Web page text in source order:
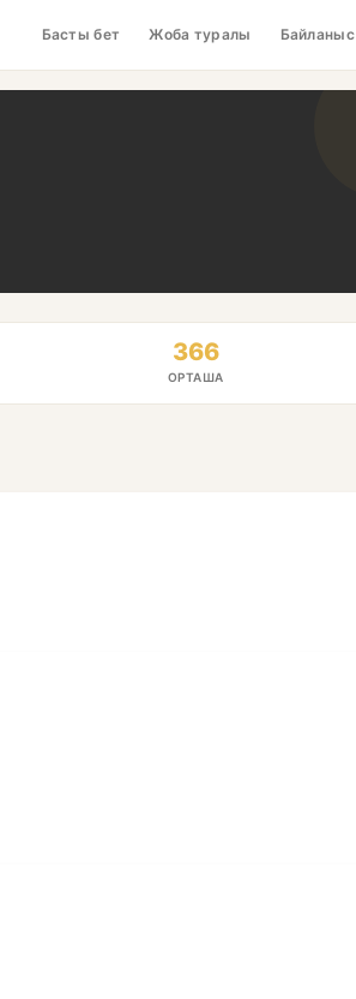
Басты бет Жоба туралы Байланыс
366
ОРТАША